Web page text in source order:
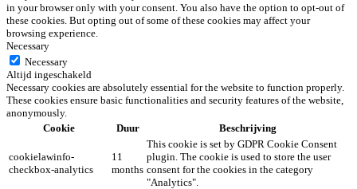
in your browser only with your consent. You also have the option to opt-out of
these cookies. But opting out of some of these cookies may affect your
browsing experience.
Necessary
Necessary
Altijd ingeschakeld
Necessary cookies are absolutely essential for the website to function properly.
These cookies ensure basic functionalities and security features of the website,
anonymously.
Cookie
Duur Beschrijving
cookielawinfo-
checkbox-analytics
11
months
This cookie is set by GDPR Cookie Consent
plugin. The cookie is used to store the user
consent for the cookies in the category
"Analytics".